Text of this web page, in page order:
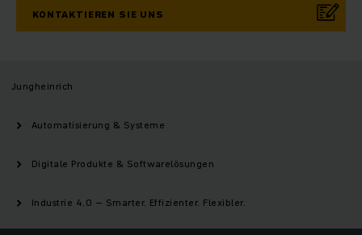
KONTAKTIEREN SIE UNS
Jungheinrich
Automatisierung & Systeme
Digitale Produkte & Softwarelösungen
Industrie 4.0 – Smarter. Effizienter. Flexibler.